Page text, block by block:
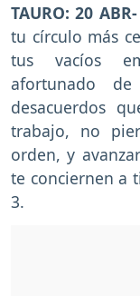
TAURO: 20
tu círculo más
tus vacíos
afortunado
desacuerdos
trabajo, no
orden, y
te conciernen a
3.